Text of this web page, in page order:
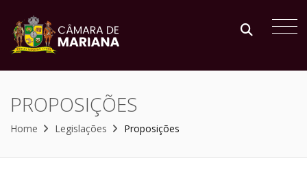
PROPOSIÇÕES
Home Legislações Proposições